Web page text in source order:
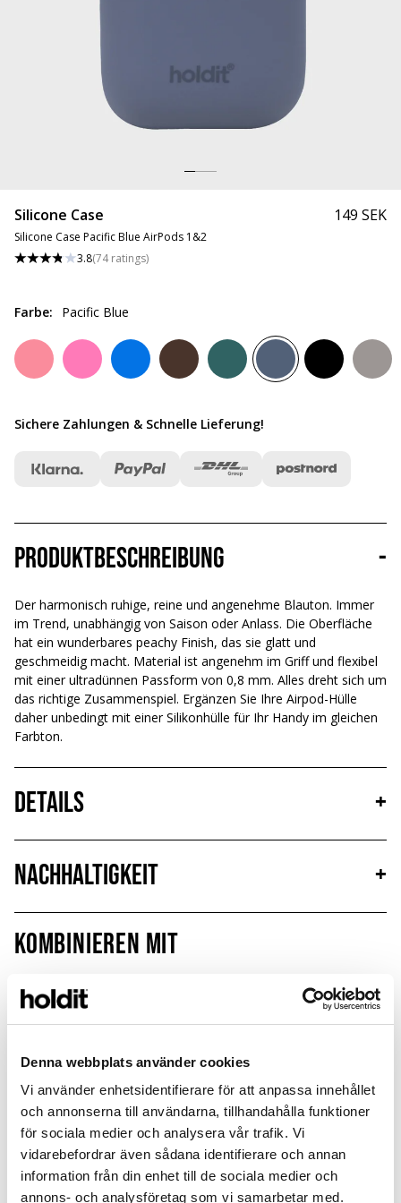
Denna webbplats använder cookies
Vi använder enhetsidentifierare för att anpassa innehållet
och annonserna till användarna, tillhandahålla funktioner
för sociala medier och analysera vår trafik. Vi
vidarebefordrar även sådana identifierare och annan
information från din enhet till de sociala medier och
annons- och analysföretag som vi samarbetar med.
Silicone Case
Silicone Case Pacific Blue AirPods 1&2
3.8(74 ratings)
149 SEK
Farbe: Pacific Blue
Sichere Zahlungen & Schnelle Lieferung!
Produktbeschreibung -
Der harmonisch ruhige, reine und angenehme Blauton. Immer
im Trend, unabhängig von Saison oder Anlass. Die Oberfläche
hat ein wunderbares peachy Finish, das sie glatt und
geschmeidig macht. Material ist angenehm im Griff und flexibel
mit einer ultradünnen Passform von 0,8 mm. Alles dreht sich um
das richtige Zusammenspiel. Ergänzen Sie Ihre Airpod-Hülle
daher unbedingt mit einer Silikonhülle für Ihr Handy im gleichen
Farbton.
Details +
Nachhaltigkeit
+
Kombinieren mit
Sign up